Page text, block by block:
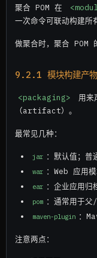
聚合 POM 在
一次命令可联动构建所
做聚合时，聚合 POM
9.2.1 模块构建产
<packaging>
用来
（artifact）。
最常见几种：
jar ：默认值；
war ：Web 应用
ear ：企业应用归
pom ：通常用于父
maven-plugin ：
注意两点：